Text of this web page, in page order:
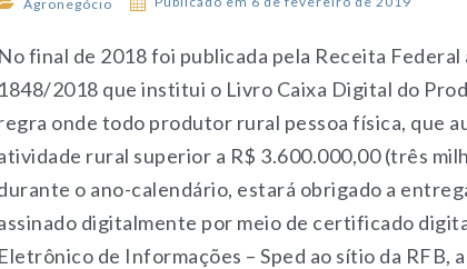
Agronegócio
No final de 2018 foi publicada pela Receita
1848/2018 que institui o Livro Caixa Digital do
onde todo produtor rural pessoa física, que
rural superior a R$ 3.600.000,00 (três
o ano-calendário, estará obrigado a
digitalmente por meio de certificado
Eletrônico de Informações – Sped ao sítio da RFB,